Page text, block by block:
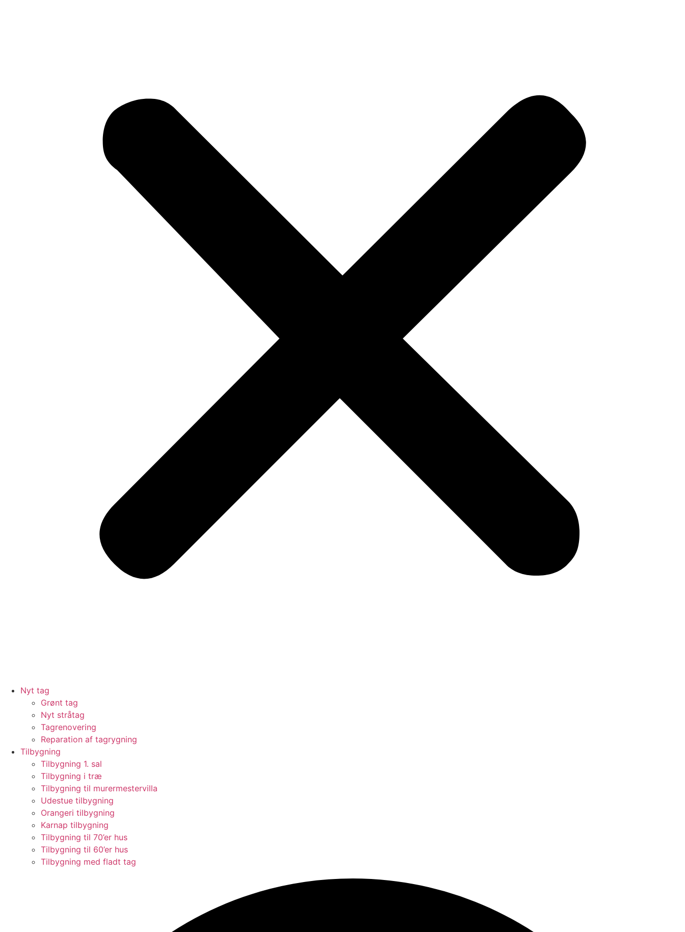
Nyt tag
Grønt tag
Nyt stråtag
Tagrenovering
Reparation af tagrygning
Tilbygning
Tilbygning 1. sal
Tilbygning i træ
Tilbygning til murermestervilla
Udestue tilbygning
Orangeri tilbygning
Karnap tilbygning
Tilbygning til 70’er hus
Tilbygning til 60’er hus
Tilbygning med fladt tag